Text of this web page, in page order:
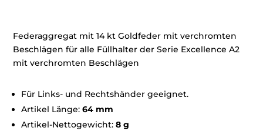
Federaggregat mit 14 kt Goldfeder mit verchromten
Beschlägen für alle Füllhalter der Serie Excellence A2
mit verchromten Beschlägen
Für Links- und Rechtshänder geeignet.
Artikel Länge:64 mm
Artikel-Nettogewicht:8 g